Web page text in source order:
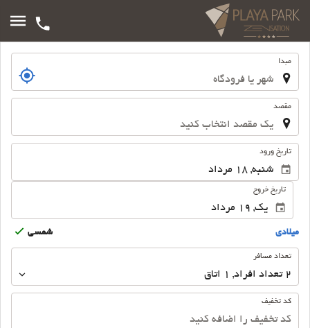
سفرمبدا
مقصد
تاریخ ورود
تاریخ خروج
ميلادى شمسى
تعداد
تعداد مسافر
2 تعداد افراد ,
1 اتاق
کد تخفیف